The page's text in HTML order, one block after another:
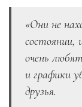
«Они не
очень
и графики
друзья.